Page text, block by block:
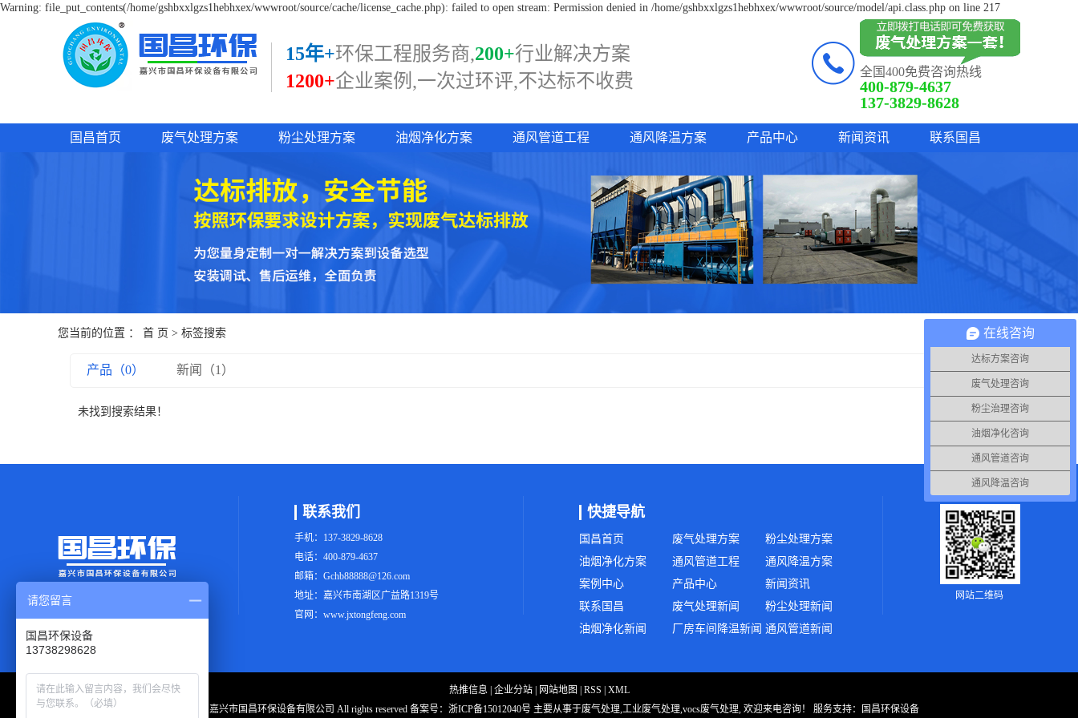
Warning: file_put_contents(/home/gshbxxlgzs1hebhxex/wwwroot/source/cache/license_cache.php): failed to open stream: Permission denied in /home/gshbxxlgzs1hebhxex/wwwroot/source/model/api.class.php on line 217
15年+环保工程服务商,200+行业解决方案
1200+企业案例,一次过环评,不达标不收费 全国400免费咨询热线
400-879-4637
137-3829-8628
国昌首页 废气处理方案 粉尘处理方案 油烟净化方案 通风管道工程 通风降温方案 产品中心 新闻资讯 联系国昌
您当前的位置 ： 首 页 > 标签搜索
产品（0） 新闻（1）
未找到搜索结果！
联系我们
手机：137-3829-8628
电话：400-879-4637
邮箱：Gchb88888@126.com
地址：嘉兴市南湖区广益路1319号
官网：www.jxtongfeng.com
快捷导航
国昌首页 废气处理方案
粉尘处理方案
油烟净化方案
通风管道工程
通风降温方案
案例中心
产品中心
新闻资讯
联系国昌
废气处理新闻
粉尘处理新闻
油烟净化新闻
厂房车间降温新闻 通风管道新闻
网站二维码
热推信息| 企业分站| 网站地图 RSS
XML
Copyright © 嘉兴市国昌环保设备有限公司 All rights reserved 备案号： 浙ICP备15012040号 主要从事于废气处理,工业废气处理,vocs废气处理, 欢迎来电咨询！ 服务支持： 国昌环保设备
在线咨询
达标方案咨询
废气处理咨询
粉尘治理咨询
油烟净化咨询
通风管道咨询
通风降温咨询
请您留言
国昌环保设备
13738298628